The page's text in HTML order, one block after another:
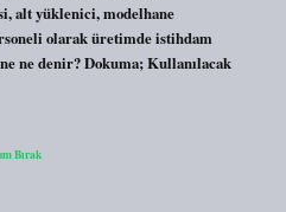
alt yüklenici, modelhane
olarak üretimde istihdam
ne denir? Dokuma; Kullanılacak
Bırak